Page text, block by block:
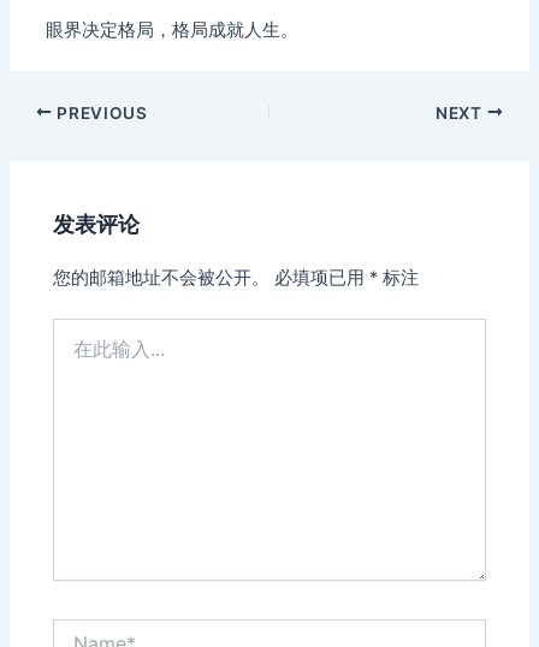
眼界决定格局，格局成就人生。
Post
PREVIOUS NEXT
发表评论
您的邮箱地址不会被公开。 必填项已用 * 标注